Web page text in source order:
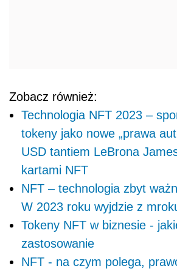
Zobacz również:
Technologia NFT 2023 –
tokeny jako nowe „prawa
USD tantiem LeBrona
kartami NFT
NFT – technologia zbyt
W 2023 roku wyjdzie z
Tokeny NFT w biznesie -
zastosowanie
NFT - na czym polega,